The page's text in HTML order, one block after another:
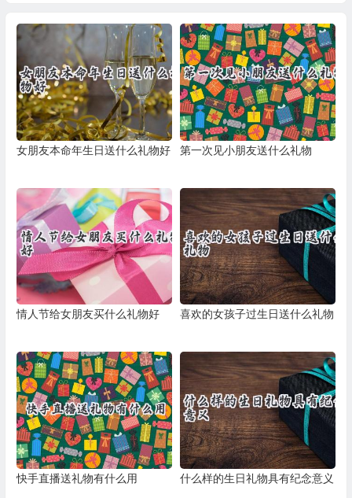
女朋友本命年生日送什么礼物好 第一次见小朋友送什么礼物
情人节给女朋友买什么礼物好 喜欢的女孩子过生日送什么礼物
快手直播送礼物有什么用 什么样的生日礼物具有纪念意义